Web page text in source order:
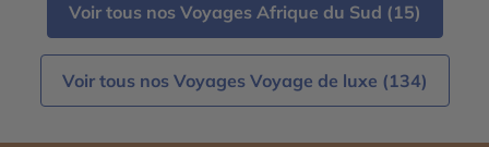
Voir tous nos Voyages Afrique du Sud (15)
Voir tous nos Voyages Voyage de luxe (134)